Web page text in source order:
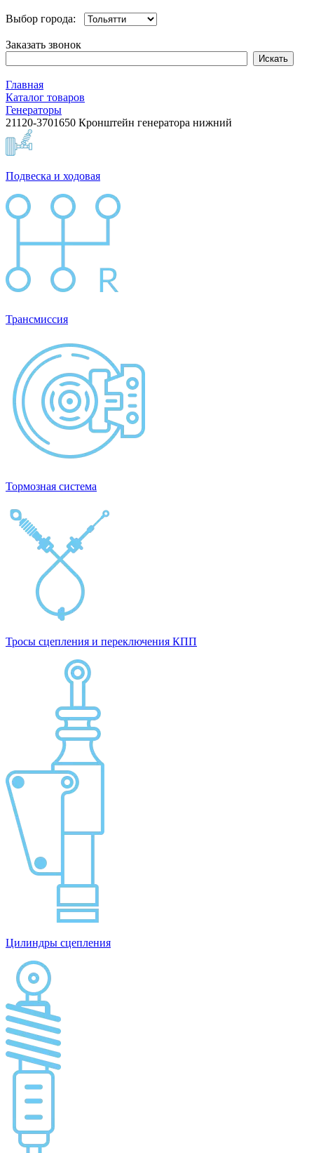
Выбор города:
Заказать звонок
Главная
Каталог товаров
Генераторы
21120-3701650 Кронштейн генератора нижний
Подвеска и ходовая
Трансмиссия
Тормозная система
Тросы сцепления и переключения КПП
Цилиндры сцепления